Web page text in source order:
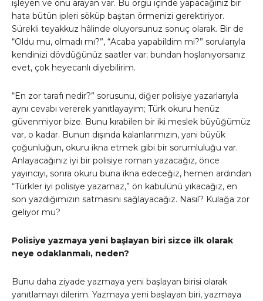
işleyen ve onu arayan var. Bu örgü içinde yapacağınız bir
hata bütün ipleri söküp baştan örmenizi gerektiriyor.
Sürekli teyakkuz hâlinde oluyorsunuz sonuç olarak. Bir de
“Oldu mu, olmadı mı?”, “Acaba yapabildim mi?” sorularıyla
kendinizi dövdüğünüz saatler var; bundan hoşlanıyorsanız
evet, çok heyecanlı diyebilirim.
“En zor tarafı nedir?” sorusunu, diğer polisiye yazarlarıyla
aynı cevabı vererek yanıtlayayım; Türk okuru henüz
güvenmiyor bize. Bunu kırabilen bir iki meslek büyüğümüz
var, o kadar. Bunun dışında kalanlarımızın, yani büyük
çoğunluğun, okuru ikna etmek gibi bir sorumluluğu var.
Anlayacağınız iyi bir polisiye roman yazacağız, önce
yayıncıyı, sonra okuru buna ikna edeceğiz, hemen ardından
“Türkler iyi polisiye yazamaz,” ön kabulünü yıkacağız, en
son yazdığımızın satmasını sağlayacağız. Nasıl? Kulağa zor
geliyor mu?
Polisiye yazmaya yeni başlayan biri sizce ilk olarak
neye odaklanmalı, neden?
Bunu daha ziyade yazmaya yeni başlayan birisi olarak
yanıtlamayı dilerim. Yazmaya yeni başlayan biri, yazmaya